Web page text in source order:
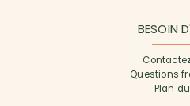
BESOIN
Questions
Plan